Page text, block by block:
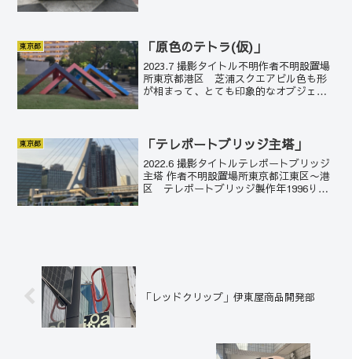
東京都 「原色のテトラ(仮)」
2023.7 撮影タイトル不明作者不明設置場
所東京都港区 芝浦スクエアビル色も形
が相まって、とても印象的なオブジェに
東京都 「テレポートブリッジ主塔」
2022.6 撮影タイトルテレポートブリッジ
主塔 作者不明設置場所東京都江東区〜港
区 テレポートブリッジ製作年1996りん
「レッドクリップ」伊東屋商品開発部